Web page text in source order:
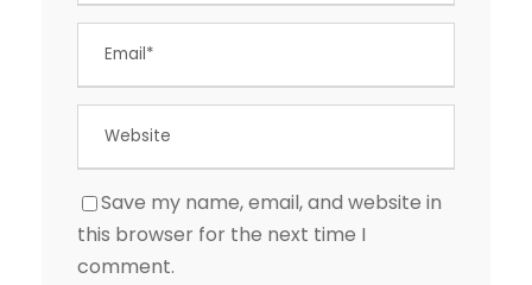
Save my name, email, and website in
this browser for the next time I
comment.